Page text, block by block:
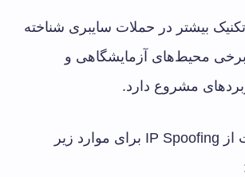
بیشتر در حملات سایبری شناخته
محیط‌های آزمایشگاهی و
مشروع دارد.
متخصصان امنیت از IP Spoofing برای موارد زیر